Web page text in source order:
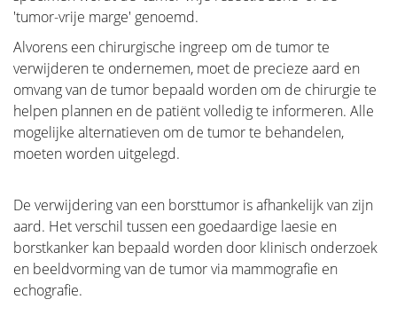
'tumor-vrije marge' genoemd.
Alvorens een chirurgische ingreep om de tumor te
verwijderen te ondernemen, moet de precieze aard en
omvang van de tumor bepaald worden om de chirurgie te
helpen plannen en de patiënt volledig te informeren. Alle
mogelijke alternatieven om de tumor te behandelen,
moeten worden uitgelegd.
De verwijdering van een borsttumor is afhankelijk van zijn
aard. Het verschil tussen een goedaardige laesie en
borstkanker kan bepaald worden door klinisch onderzoek
en beeldvorming van de tumor via mammografie en
echografie.